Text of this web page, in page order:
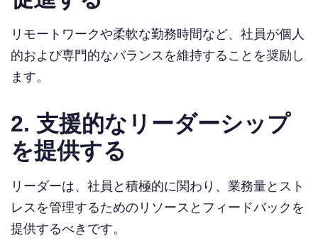
リモートワークや柔軟な勤務時間など、社員が個人
的および専門的なバランスを維持することを奨励し
ます。
2. 支援的なリーダーシップ
を提供する
リーダーは、社員と積極的に関わり、業務量とスト
レスを管理するためのリソースとフィードバックを
提供するべきです。